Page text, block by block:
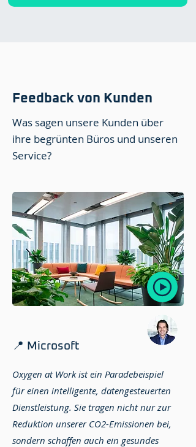
Feedback von Kunden
Was sagen unsere Kunden über
ihre begrünten Büros und unseren
Service?
📍 Microsoft
Oxygen at Work ist ein Paradebeispiel
für einen intelligente, datengesteuerten
Dienstleistung. Sie tragen nicht nur zur
Reduktion unserer CO2-Emissionen bei,
sondern schaffen auch ein gesundes